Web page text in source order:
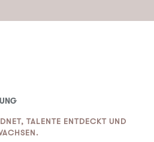
TALENTE ENTDECKT UND